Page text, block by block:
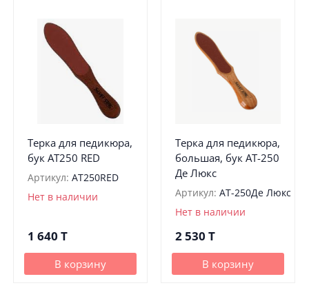
Терка для педикюра,
бук АТ250 RED
Артикул: АТ250RED
Нет в наличии
1 640 T
В корзину
Терка для педикюра,
большая, бук АТ-250
Де Люкс
Артикул: АТ-250Де Люкс
Нет в наличии
2 530 T
В корзину